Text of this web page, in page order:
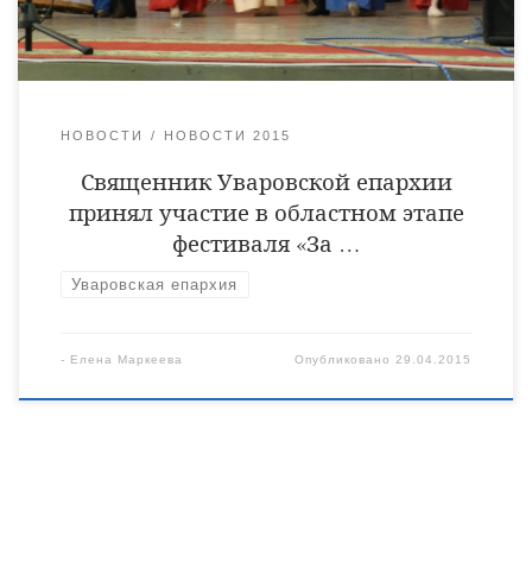
инструментальные (оркестры), солисты, ансамбли,
танцевальные коллективы образовательных […]
НОВОСТИ НОВОСТИ 2015
Священник Уваровской епархии
принял участие в областном этапе
фестиваля «За …
Уваровская епархия
- Елена Маркеева Опубликовано29.04.2015